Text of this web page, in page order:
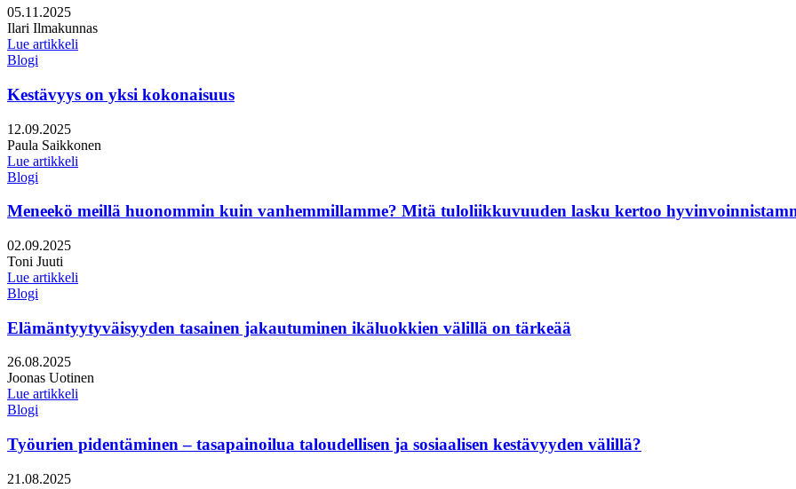
Julkaistu:
05.11.2025
Kirjoittajat:
Ilari Ilmakunnas
Lue artikkeli
Blogi
Kestävyys on yksi kokonaisuus
Julkaistu:
12.09.2025
Kirjoittajat:
Paula Saikkonen
Lue artikkeli
Blogi
Meneekö meillä huonommin kuin vanhemmillamme? Mitä tuloliikkuvuuden lasku kertoo
Julkaistu:
02.09.2025
Kirjoittajat:
Toni Juuti
Lue artikkeli
Blogi
Elämäntyytyväisyyden tasainen jakautuminen ikäluokkien välillä on tärkeää
Julkaistu:
26.08.2025
Kirjoittajat:
Joonas Uotinen
Lue artikkeli
Blogi
Työurien pidentäminen – tasapainoilua taloudellisen ja sosiaalisen kestävyyden välillä?
Julkaistu:
21.08.2025